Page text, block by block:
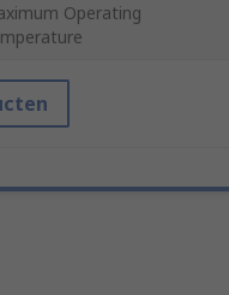
Operating